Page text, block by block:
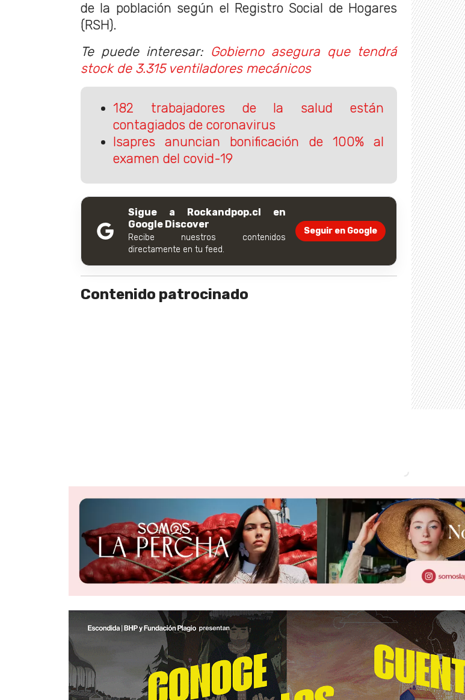
de la población según el Registro Social de Hogares
(RSH).
Te puede interesar:Gobierno asegura que tendrá
stock de 3.315 ventiladores mecánicos
182 trabajadores de la salud están
contagiados de coronavirus
Isapres anuncian bonificación de 100% al
examen del covid-19
Sigue a Rockandpop.cl en
Google Discover
Recibe nuestros contenidos
directamente en tu feed.
Seguir en Google
Contenido patrocinado